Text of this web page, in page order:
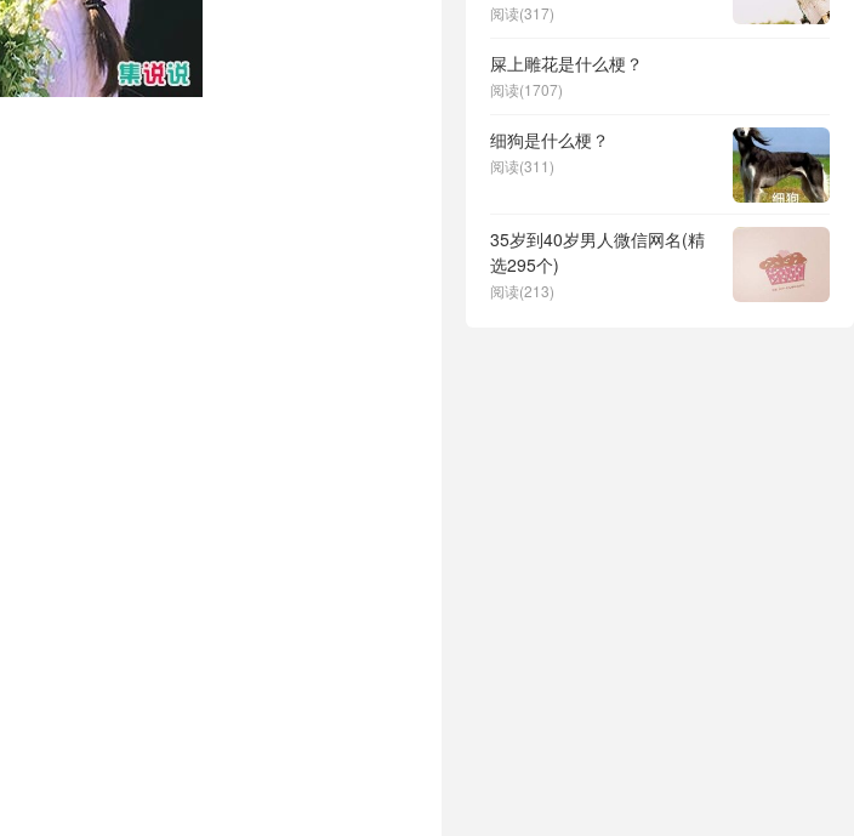
阅读(317)
屎上雕花是什么梗？
阅读(1707)
细狗是什么梗？
阅读(311)
35岁到40岁男人微信网名(精
选295个)
阅读(213)